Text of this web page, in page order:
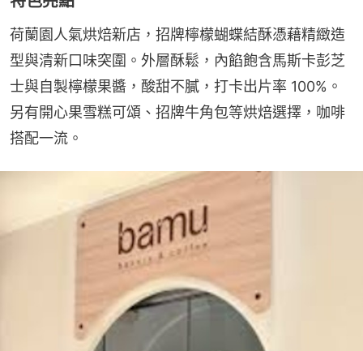
荷蘭園人氣烘焙新店，招牌檸檬蝴蝶結酥憑藉精緻造
型與清新口味突圍。外層酥鬆，內餡飽含馬斯卡彭芝
士與自製檸檬果醬，酸甜不膩，打卡出片率 100%。
另有開心果雪糕可頌、招牌牛角包等烘焙選擇，咖啡
搭配一流。